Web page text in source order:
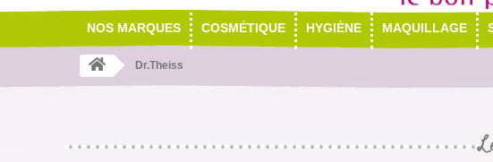
NOS MARQUES COSMÉTIQUE HYGIÈNE MAQUILLAGE
Dr.Theiss